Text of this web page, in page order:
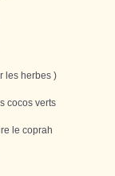
herbes )
verts
coprah